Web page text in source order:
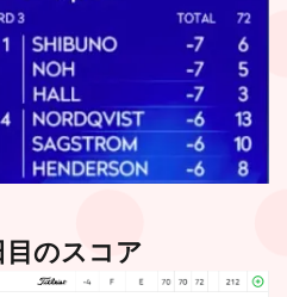
のスコア